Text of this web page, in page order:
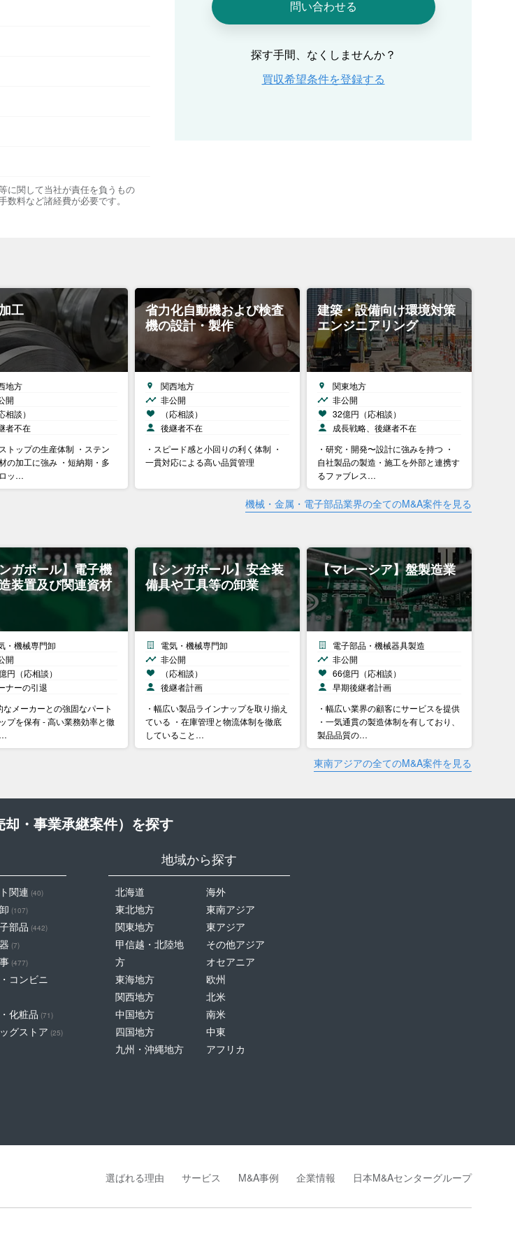
に関して当社が責任を負うもの
料など諸経費が必要です。
工
地方
開
相談）
者不在
トップの生産体制 ・ステン
の加工に強み ・短納期・多
ッ…
省力化自動機および検査
機の設計・製作
関西地方
非公開
（応相談）
後継者不在
・スピード感と小回りの利く体制 ・
一貫対応による高い品質管理
建築・設備向け環境対策
エンジニアリング
関東地方
非公開
32億円（応相談）
成長戦略、後継者不在
・研究・開発〜設計に強みを持つ ・
自社製品の製造・施工を外部と連携す
るファブレス…
機械・金属・電子部品業界の全てのM&A案件を見る
ンガポール】電子機
装置及び関連資材
・機械専門卸
開
円（応相談）
ナーの引退
なメーカーとの強固なパート
プを保有 - 高い業務効率と徹
【シンガポール】安全装
備具や工具等の卸業
電気・機械専門卸
非公開
（応相談）
後継者計画
・幅広い製品ラインナップを取り揃え
ている ・在庫管理と物流体制を徹底
していること…
【マレーシア】盤製造業
電子部品・機械器具製造
非公開
66億円（応相談）
早期後継者計画
・幅広い業界の顧客にサービスを提供
・一気通貫の製造体制を有しており、
製品品質の…
東南アジアの全てのM&A案件を見る
・事業承継案件）を探す
関連 (40)
(107)
部品 (442)
(7)
(477)
コンビニ
化粧品 (71)
グストア (25)
地域から探す
北海道
東北地方
関東地方
甲信越・北陸地
方
東海地方
関西地方
中国地方
四国地方
九州・沖縄地方
海外
東南アジア
東アジア
その他アジア
オセアニア
欧州
北米
南米
中東
アフリカ
選ばれる理由 サービス M&A事例 企業情報 日本M&Aセンターグループ